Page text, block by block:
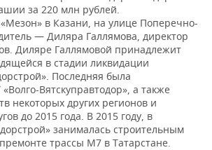
за 220 млн рублей.
в Казани, на улице Поперечно-
— Диляра Галлямова, директор
Диляре Галлямовой принадлежит
в стадии ликвидации
Последняя была
Вятскуправтодор», а также
некоторых других регионов и
до 2015 года. В 2015 году, в
занималась строительным
трассы М7 в Татарстане.